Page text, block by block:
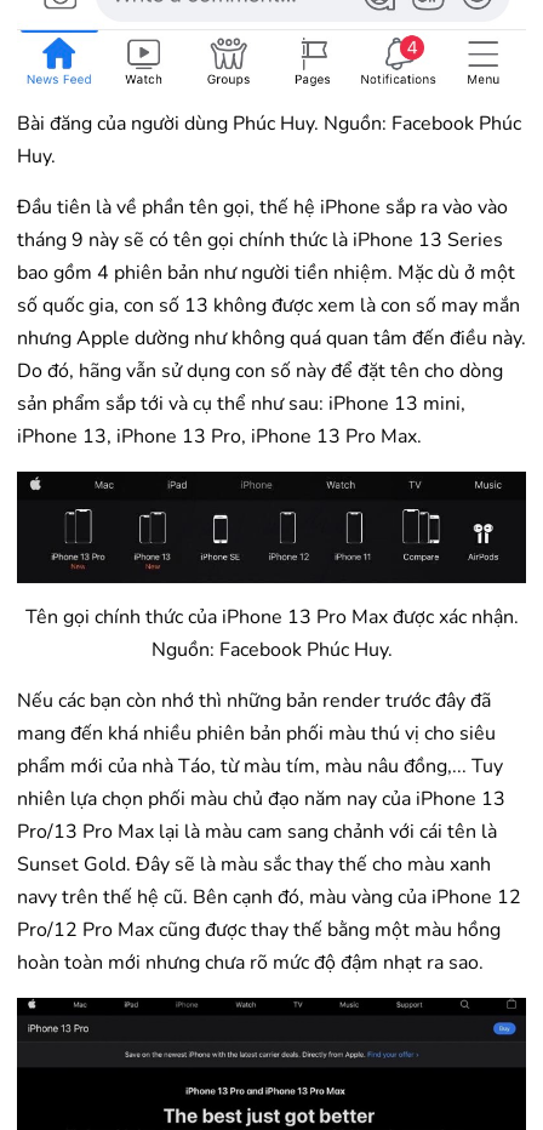
Bài đăng của người dùng Phúc Huy. Nguồn: Facebook Phúc
Huy.
Đầu tiên là về phần tên gọi, thế hệ iPhone sắp ra vào vào
tháng 9 này sẽ có tên gọi chính thức là iPhone 13 Series
bao gồm 4 phiên bản như người tiền nhiệm. Mặc dù ở một
số quốc gia, con số 13 không được xem là con số may mắn
nhưng Apple dường như không quá quan tâm đến điều này.
Do đó, hãng vẫn sử dụng con số này để đặt tên cho dòng
sản phẩm sắp tới và cụ thể như sau: iPhone 13 mini,
iPhone 13, iPhone 13 Pro, iPhone 13 Pro Max.
Tên gọi chính thức của iPhone 13 Pro Max được xác nhận.
Nguồn: Facebook Phúc Huy.
Nếu các bạn còn nhớ thì những bản render trước đây đã
mang đến khá nhiều phiên bản phối màu thú vị cho siêu
phẩm mới của nhà Táo, từ màu tím, màu nâu đồng,... Tuy
nhiên lựa chọn phối màu chủ đạo năm nay của iPhone 13
Pro/13 Pro Max lại là màu cam sang chảnh với cái tên là
Sunset Gold. Đây sẽ là màu sắc thay thế cho màu xanh
navy trên thế hệ cũ. Bên cạnh đó, màu vàng của iPhone 12
Pro/12 Pro Max cũng được thay thế bằng một màu hồng
hoàn toàn mới nhưng chưa rõ mức độ đậm nhạt ra sao.